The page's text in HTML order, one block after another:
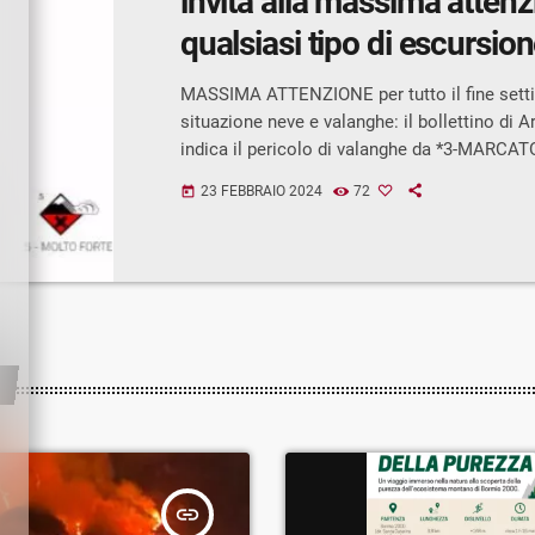
qualsiasi tipo di
MASSIMA ATTENZIONE per tutto il fine
situazione neve e valanghe: il bollettino di
indica il pericolo di valanghe da *3-
Prealpi Lariane, Orobie, Prealpi
precisa che “*Gli abbondanti apporti nevosi
today 23 FEBBRAIO 2024 72
insert_link